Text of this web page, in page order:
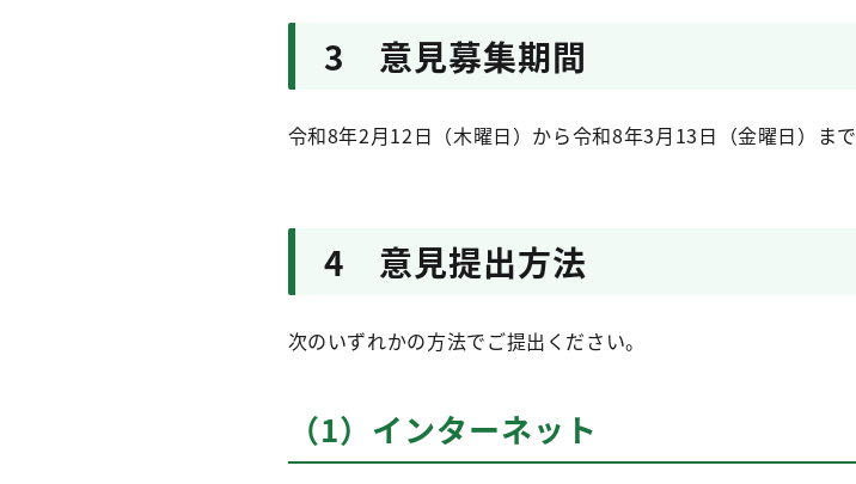
3 意見募集期間
令和8年2月12日（木曜日）から令和8年3月13日（金曜日）まで
4 意見提出方法
次のいずれかの方法でご提出ください。
（1）インターネット